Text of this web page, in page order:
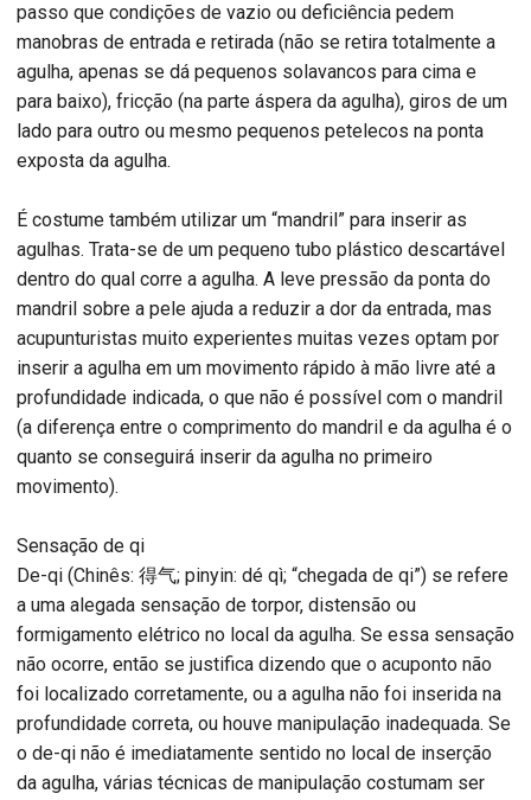
passo que condições de vazio ou deficiência pedem
manobras de entrada e retirada (não se retira totalmente a
agulha, apenas se dá pequenos solavancos para cima e
para baixo), fricção (na parte áspera da agulha), giros de um
lado para outro ou mesmo pequenos petelecos na ponta
exposta da agulha.
É costume também utilizar um “mandril” para inserir as
agulhas. Trata-se de um pequeno tubo plástico descartável
dentro do qual corre a agulha. A leve pressão da ponta do
mandril sobre a pele ajuda a reduzir a dor da entrada, mas
acupunturistas muito experientes muitas vezes optam por
inserir a agulha em um movimento rápido à mão livre até a
profundidade indicada, o que não é possível com o mandril
(a diferença entre o comprimento do mandril e da agulha é o
quanto se conseguirá inserir da agulha no primeiro
movimento).
Sensação de qi
De-qi (Chinês: 得气; pinyin: dé qì; “chegada de qi”) se refere
a uma alegada sensação de torpor, distensão ou
formigamento elétrico no local da agulha. Se essa sensação
não ocorre, então se justifica dizendo que o acuponto não
foi localizado corretamente, ou a agulha não foi inserida na
profundidade correta, ou houve manipulação inadequada. Se
o de-qi não é imediatamente sentido no local de inserção
da agulha, várias técnicas de manipulação costumam ser